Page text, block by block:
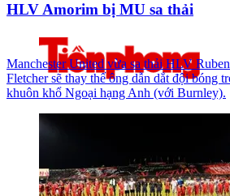
HLV Amorim bị MU sa thải
Manchester United vừa sa thải HLV
Fletcher sẽ thay thế ông dẫn dắt đội bóng
khuôn khổ Ngoại hạng Anh (với Burnley).